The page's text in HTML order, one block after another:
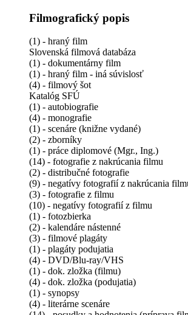
Filmografický popis
(1) - hraný film
Slovenská filmová databáza
(1) - dokumentárny film
(1) - hraný film - iná súvislosť
(4) - filmový šot
Katalóg SFÚ
(1) - autobiografie
(4) - monografie
(1) - scenáre (knižne vydané)
(2) - zborníky
(1) - práce diplomové (Mgr., Ing.)
(14) - fotografie z nakrúcania filmu
(2) - distribučné fotografie
(9) - negatívy fotografií z nakrúcania
(3) - fotografie z filmu
(10) - negatívy fotografií z filmu
(1) - fotozbierka
(2) - kalendáre nástenné
(3) - filmové plagáty
(1) - plagáty podujatia
(4) - DVD/Blu-ray/VHS
(1) - dok. zložka (filmu)
(4) - dok. zložka (podujatia)
(1) - synopsy
(4) - literárne scenáre